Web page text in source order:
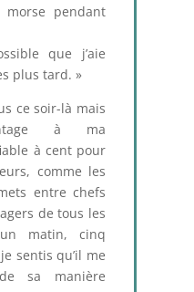
pendant
que j’aie
plus tard. »
ce soir-là mais
à ma
à cent pour
comme les
entre chefs
de tous les
matin, cinq
sentis qu’il me
sa manière